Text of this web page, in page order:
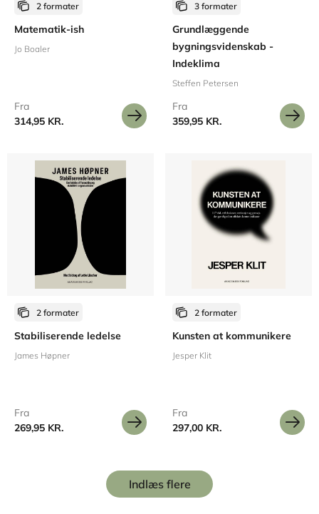
2 formater
Matematik-ish
Jo Boaler
Fra
314,95 KR.
3 formater
Grundlæggende
bygningsvidenskab -
Indeklima
Steffen Petersen
Fra
359,95 KR.
2 formater
Stabiliserende ledelse
James Høpner
Fra
269,95 KR.
2 formater
Kunsten at kommunikere
Jesper Klit
Fra
297,00 KR.
Indlæs flere